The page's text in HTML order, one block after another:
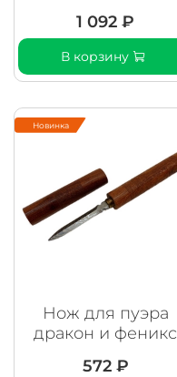
1 092 ₽
В корзину
Новинка
Нож для пуэра
дракон и феникс
572 ₽